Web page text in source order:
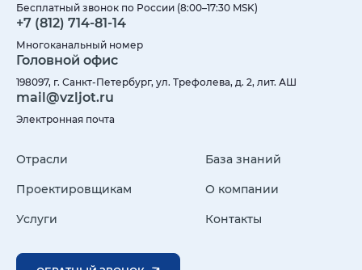
Бесплатный звонок по России (8:00–17:30 MSK)
+7 (812) 714-81-14
Многоканальный номер
Головной офис
198097, г. Санкт-Петербург, ул. Трефолева, д. 2, лит. АШ
mail@vzljot.ru
Электронная почта
Отрасли
Проектировщикам
Услуги
База знаний
О компании
Контакты